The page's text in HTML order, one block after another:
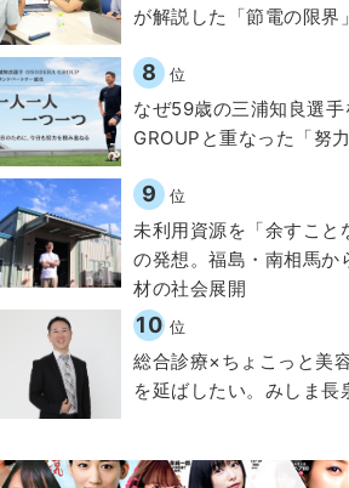
が解説した「節電の限界
8 位
なぜ59歳の三浦知良選
GROUPと重なった「努
9 位
未利用資源を「余すこと
の発想。福島・南相馬か
材の社会展開​
10 位
総合診療×ちょこっと美
を延ばしたい。みしま長